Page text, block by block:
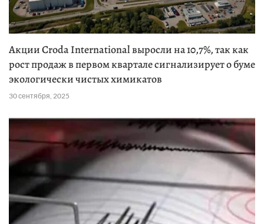
Акции Croda International выросли на 10,7%, так как
рост продаж в первом квартале сигнализирует о буме
экологически чистых химикатов
30 сентября, 2025